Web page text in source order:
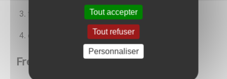
fromage ou laitage
dessert ou fruit
Fréquence et durée :
Tout accepter
Tout refuser
Personnaliser